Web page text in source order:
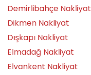
Demirlibahçe Nakliyat
Dikmen Nakliyat
Dışkapı Nakliyat
Elmadağ Nakliyat
Elvankent Nakliyat